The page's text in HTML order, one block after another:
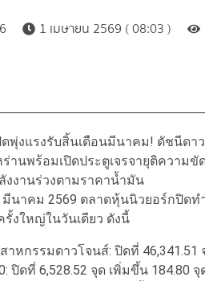
1 เมษายน 2569 ( 08:03 )
พุ่งแรงรับสิ้นเดือนมีนาคม! ดัชนีด
านพร้อมเปิดประตูเจรจายุติความ
งานร่วงตามราคาน้ำมัน
มีนาคม 2569 ตลาดหุ้นนิวยอร์กปิด
งใหญ่ในวันเดียว ดังนี้
าหกรรมดาวโจนส์: ปิดที่ 46,341.51
ปิดที่ 6,528.52 จุด เพิ่มขึ้น 184.80 จุ